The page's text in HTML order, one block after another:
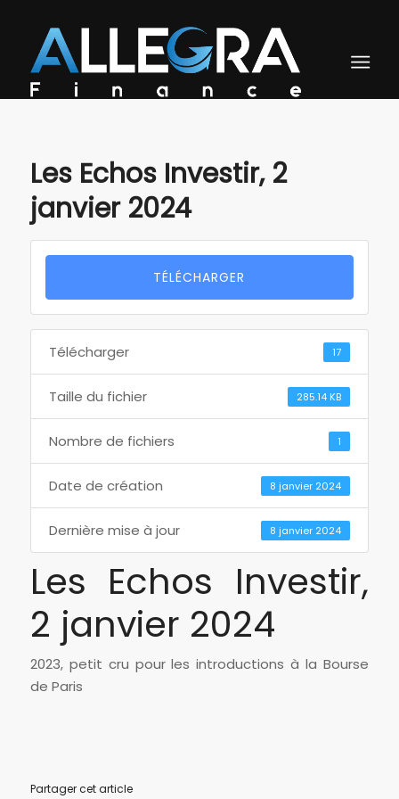
Les Echos Investir, 2
janvier 2024
TÉLÉCHARGER
Télécharger 17
Taille du fichier 285.14 KB
Nombre de fichiers 1
Date de création 8 janvier 2024
Dernière mise à jour 8 janvier 2024
Les Echos Investir,
2 janvier 2024
2023, petit cru pour les introductions à la Bourse
de Paris
Partager cet article